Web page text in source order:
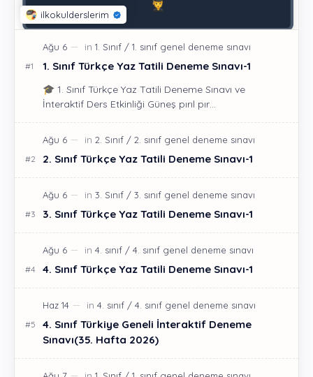
1. Sınıf Türkçe Yaz Tatili Deneme Sınavı-1
🎓 1. Sınıf Türkçe Yaz Tatili Deneme Sınavı ve
İnteraktif Ders Etkinliği Güneş pırıl pır…
2. Sınıf Türkçe Yaz Tatili Deneme Sınavı-1
3. Sınıf Türkçe Yaz Tatili Deneme Sınavı-1
4. Sınıf Türkçe Yaz Tatili Deneme Sınavı-1
4. Sınıf Türkiye Geneli İnteraktif Deneme
Sınavı(35. Hafta 2026)